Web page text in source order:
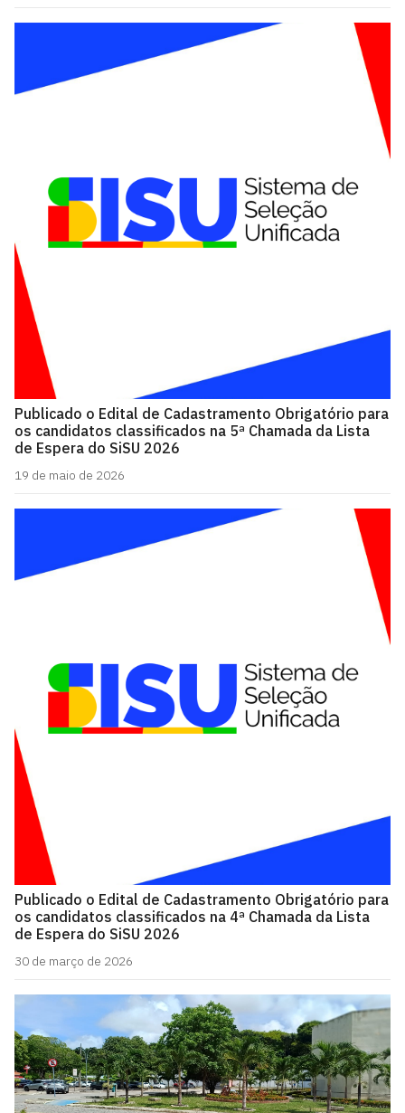
Publicado o Edital de Cadastramento Obrigatório para
os candidatos classificados na 5ª Chamada da Lista
de Espera do SiSU 2026
19 de maio de 2026
Publicado o Edital de Cadastramento Obrigatório para
os candidatos classificados na 4ª Chamada da Lista
de Espera do SiSU 2026
30 de março de 2026